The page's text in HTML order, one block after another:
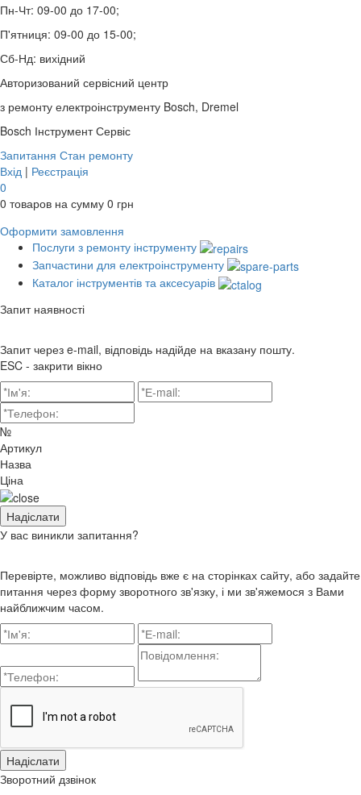
Пн-Чт: 09-00 до 17-00;
П'ятниця: 09-00 до 15-00;
Сб-Нд: вихідний
Авторизований сервісний центр
з ремонту електроінструменту Bosch, Dremel
Bosch Інструмент Сервіс
Запитання Стан ремонту
Вхід | Реєстрація
0
0 товаров на сумму 0 грн
Оформити замовлення
Послуги з ремонту інструменту
Запчастини для електроінструменту
Каталог інструментів та аксесуарів
Запит наявності
Запит через e-mail, відповідь надійде на вказану пошту.
ESC - закрити вікно
№
Артикул
Назва
Ціна
У вас виникли запитання?
Перевірте, можливо відповідь вже є на сторінках сайту, або задайте
питання через форму зворотного зв'язку, і ми зв'яжемося з Вами
найближчим часом.
Зворотний дзвінок